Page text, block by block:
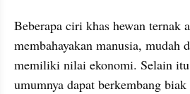
Beberapa ciri khas hewan ternak
membahayakan manusia, mudah
memiliki nilai ekonomi. Selain
umumnya dapat berkembang